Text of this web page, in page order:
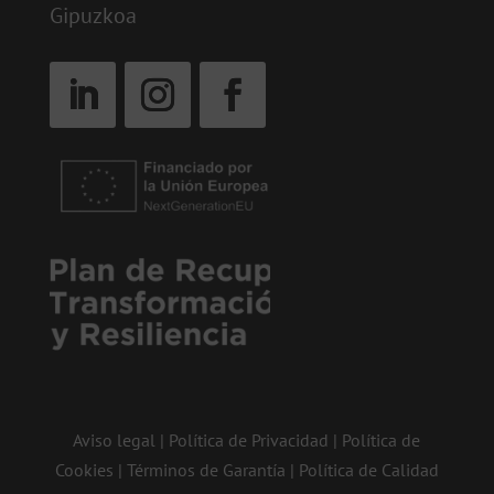
Gipuzkoa
Aviso legal | Política de Privacidad | Política de
Cookies | Términos de Garantía | Política de Calidad